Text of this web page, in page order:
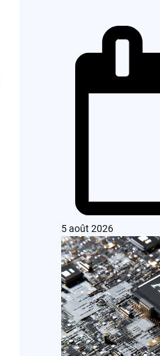
5 août 2026